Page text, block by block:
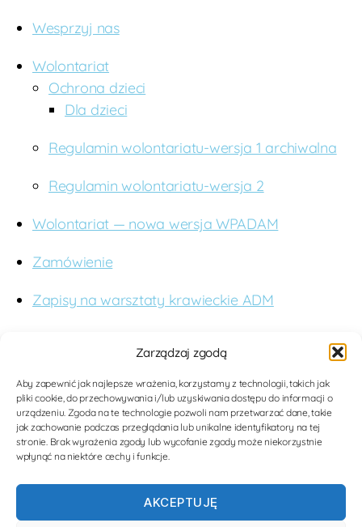
Zarządzaj zgodą
Aby zapewnić jak najlepsze wrażenia, korzystamy z technologii, takich jak
pliki cookie, do przechowywania i/lub uzyskiwania dostępu do informacji o
urządzeniu. Zgoda na te technologie pozwoli nam przetwarzać dane, takie
jak zachowanie podczas przeglądania lub unikalne identyfikatory na tej
stronie. Brak wyrażenia zgody lub wycofanie zgody może niekorzystnie
wpłynąć na niektóre cechy i funkcje.
AKCEPTUJĘ
Wesprzyj nas
Wolontariat
Ochrona dzieci
Dla dzieci
Regulamin wolontariatu-wersja 1 archiwalna
Regulamin wolontariatu-wersja 2
Wolontariat — nowa wersja WPADAM
Zamówienie
Zapisy na warsztaty krawieckie ADM
O nas
Budujemy studnie. Wspieramy edukację. Dążymy
do poprawy jakości opieki medycznej dla kobiet i
dzieci w Tanzanii poprzez nowoczesne
rozwiązania medyczne. Zwiększamy tolerancję i